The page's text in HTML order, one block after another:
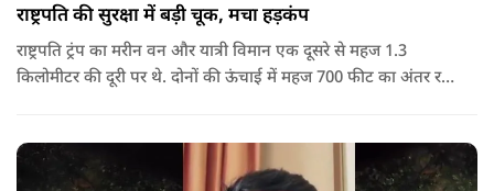
राष्ट्रपति की सुरक्षा में बड़ी चूक, मचा हड़कंप
राष्ट्रपति ट्रंप का मरीन वन और यात्री विमान एक दूसरे से महज 1.3
किलोमीटर की दूरी पर थे. दोनों की ऊंचाई में महज 700 फीट का अंतर रह